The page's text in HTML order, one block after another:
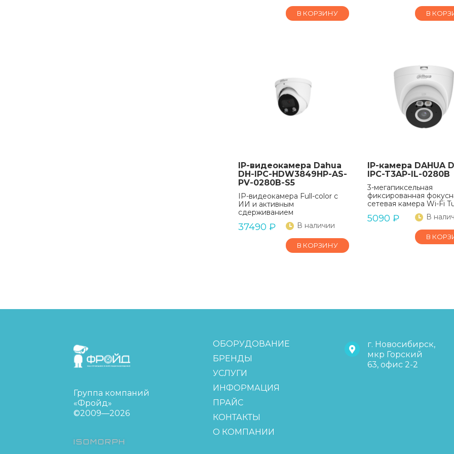
В КОРЗИНУ В
IP-видеокамера Dahua
DH-IPC-HDW3849HP-AS-
PV-0280B-S5
IP-видеокамера Full-color с
ИИ и активным
сдерживанием
37490 ₽ В наличии
В КОРЗИНУ
IP-камера DAHUA
IPC-T3AP-IL-0280B
3-мегапиксельная
фиксированная
сетевая камера Wi-Fi
5090 ₽ В
В
FreudGroup
Группа компаний
«Фройд»
©2009—2026
ISOMORPH
ОБОРУДОВАНИЕ
БРЕНДЫ
УСЛУГИ
ИНФОРМАЦИЯ
ПРАЙС
КОНТАКТЫ
О КОМПАНИИ
г. Новосибирск,
мкр Горский
63, офис 2-2